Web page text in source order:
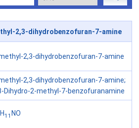
2,3-dihydrobenzofuran-7-amine
2,3-dihydrobenzofuran-7-amine
2,3-dihydrobenzofuran-7-amine;
Dihydro-2-methyl-7-benzofuranamine
H11 NO